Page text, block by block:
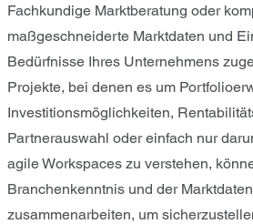
Fachkundige Marktberatung oder
maßgeschneiderte Marktdaten und
Bedürfnisse Ihres Unternehmens
Projekte, bei denen es um
Investitionsmöglichkeiten,
Partnerauswahl oder einfach nur
agile Workspaces zu verstehen,
Branchenkenntnis und der
zusammenarbeiten, um